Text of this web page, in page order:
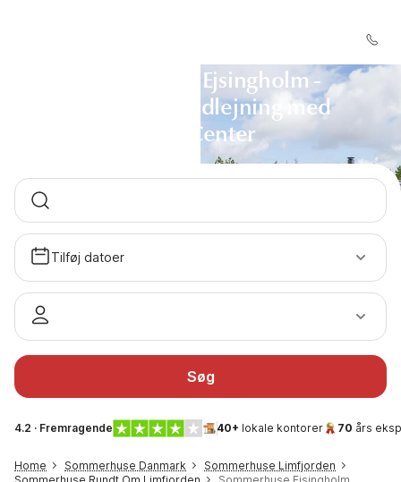
Sommerhus Ejsingholm -
Sommerhusudlejning med
DanCenter
Tilføj datoer
Søg
4.2 · Fremragende 40+ lokale kontorer 70 års
Home Sommerhuse Danmark
Sommerhuse Limfjorden